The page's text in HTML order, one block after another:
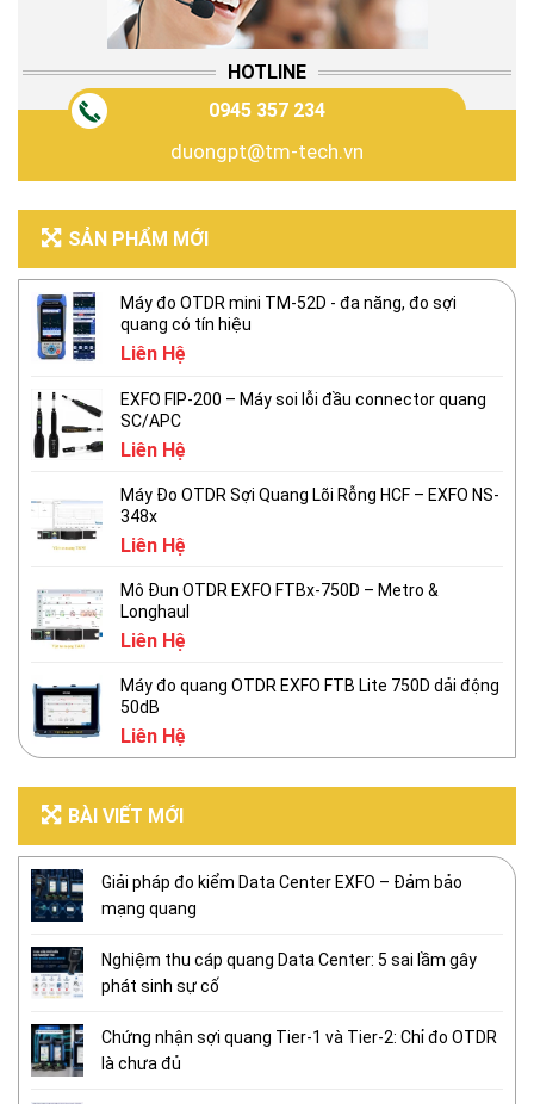
HOTLINE
0945 357 234
duongpt@tm-tech.vn
SẢN PHẨM MỚI
Máy đo OTDR mini TM-52D - đa năng, đo sợi
quang có tín hiệu
Liên Hệ
EXFO FIP-200 – Máy soi lỗi đầu connector quang
SC/APC
Liên Hệ
Máy Đo OTDR Sợi Quang Lõi Rỗng HCF – EXFO NS-
348x
Liên Hệ
Mô Đun OTDR EXFO FTBx-750D – Metro &
Longhaul
Liên Hệ
Máy đo quang OTDR EXFO FTB Lite 750D dải động
50dB
Liên Hệ
BÀI VIẾT MỚI
Giải pháp đo kiểm Data Center EXFO – Đảm bảo
mạng quang
Nghiệm thu cáp quang Data Center: 5 sai lầm gây
phát sinh sự cố
Chứng nhận sợi quang Tier-1 và Tier-2: Chỉ đo OTDR
là chưa đủ